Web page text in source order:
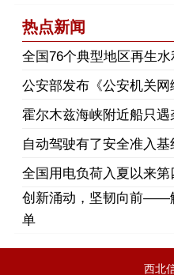
热点新闻
全国76个典型地区再生
公安部发布《公安机关网
霍尔木兹海峡附近船只遇
自动驾驶有了安全准入
全国用电负荷入夏以来
创新涌动，坚韧向前——
单
西北